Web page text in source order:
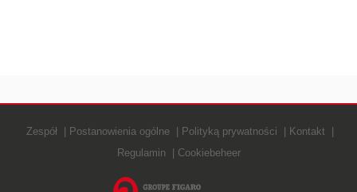
Zespół Postanowienia ogólne Polityką prywatności
Kontakt
Regulamin
Cookiebeheer